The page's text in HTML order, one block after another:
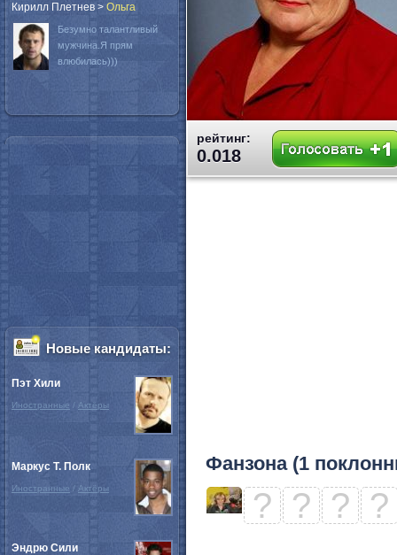
рейтинг:
0.018
Фанзона (1
? ? ? ?
Кирилл Плетнев > Oльга
Безумно талантливый
мужчина.Я прям
влюбилась)))
Новые кандидаты:
Пэт Хили
Иностранные / Актёры
Маркус Т. Полк
Иностранные / Актёры
Эндрю Сили